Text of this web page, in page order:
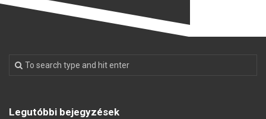
Legutóbbi bejegyzések